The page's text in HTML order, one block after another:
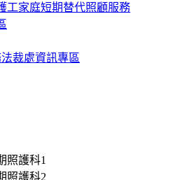
工家庭短期替代照顧服務
裁處資訊專區